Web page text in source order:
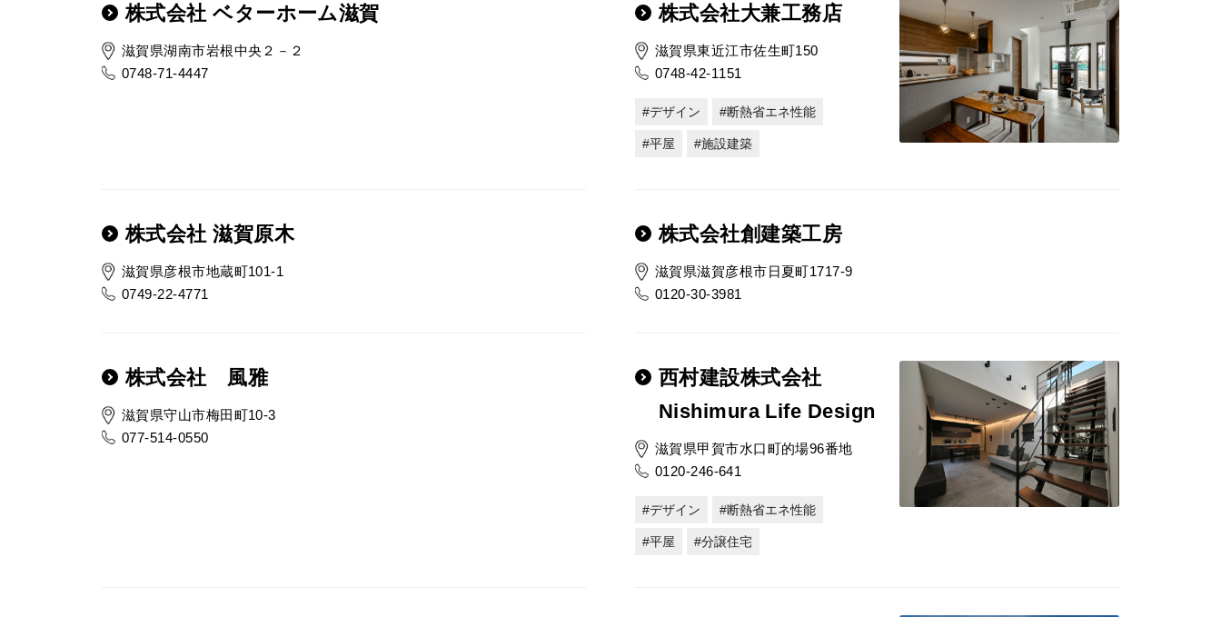
株式会社 ベターホーム滋賀
滋賀県湖南市岩根中央２－２
0748-71-4447
株式会社大兼工務店
滋賀県東近江市佐生町150
0748-42-1151
デザイン 断熱省エネ性能
平屋 施設建築
株式会社 滋賀原木
滋賀県彦根市地蔵町101-1
0749-22-4771
株式会社創建築工房
滋賀県滋賀彦根市日夏町1717-9
0120-30-3981
株式会社 風雅
滋賀県守山市梅田町10-3
077-514-0550
西村建設株式会社
Nishimura Life Design
滋賀県甲賀市水口町的場96番地
0120-246-641
デザイン 断熱省エネ性能
平屋 分譲住宅